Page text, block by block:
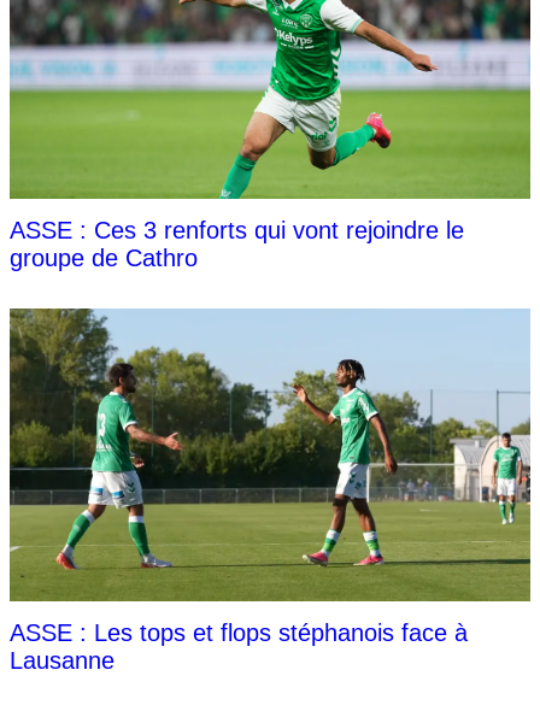
ASSE : Ces 3 renforts qui vont rejoindre le
groupe de Cathro
ASSE : Les tops et flops stéphanois face à
Lausanne